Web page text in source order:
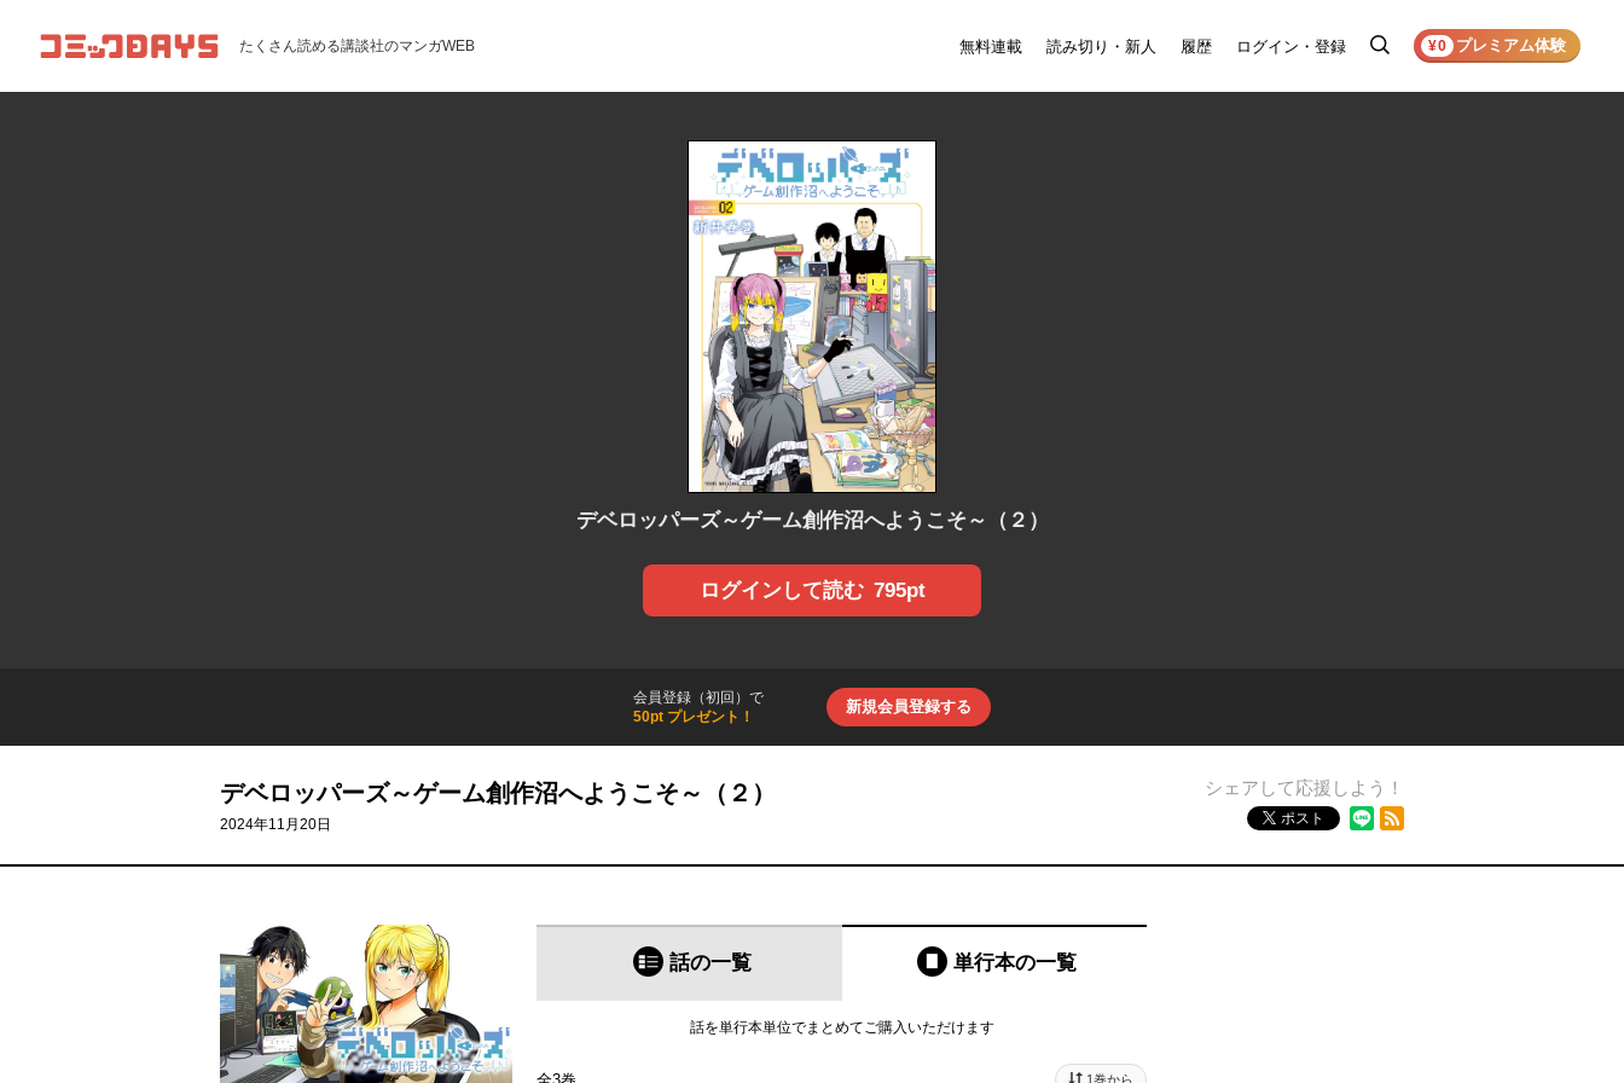
コミックDAYS たくさん読める講談社のマンガWEB 無料連載 読み切り・新人 履歴 ログイン・登録
検
¥0 プレミアム体験
デベロッパーズ～ゲーム創作沼へようこそ～（２）
ログインして読む 795pt
会員登録（初回）で
50pt プレゼント！
新規会員登録する
デベロッパーズ～ゲーム創作沼へようこそ～（２）
2024年11月20日
シェアして応援しよう！
ポスト
話の一覧 単行本の一覧
話を単行本単位でまとめてご購入いただけます
1巻から